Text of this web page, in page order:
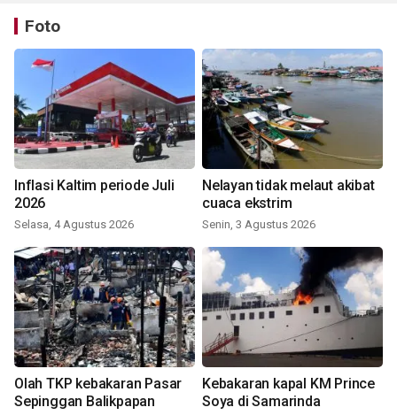
Foto
Inflasi Kaltim periode Juli
2026
Selasa, 4 Agustus 2026
Nelayan tidak melaut akibat
cuaca ekstrim
Senin, 3 Agustus 2026
Olah TKP kebakaran Pasar
Sepinggan Balikpapan
Kebakaran kapal KM Prince
Soya di Samarinda